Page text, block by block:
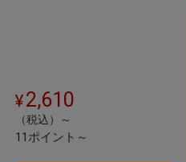
2,610
（税込）～
11ポイント～